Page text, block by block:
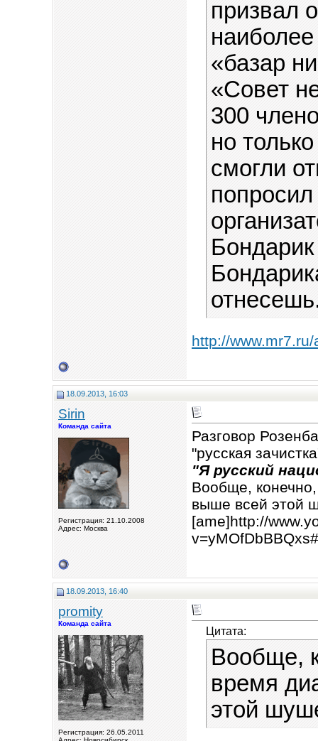
призвал
«базар
«Совет
300
но
смогли
Бондарик
http://
18.09.2013, 16:03
Sirin
Команда сайта
Регистрация: 21.10.2008
Адрес: Москва
Разговор
"русская
"Я русский
Вообще,
выше всей этой
[ame]http://
18.09.2013, 16:40
promity
Команда сайта
Регистрация: 26.05.2011
Цитата:
Вообще,
время
этой